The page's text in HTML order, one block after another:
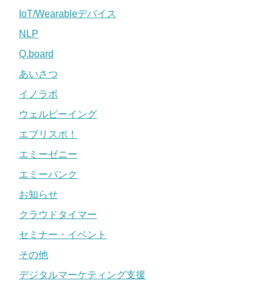
IoT/Wearableデバイス
NLP
Q.board
あいさつ
イノラボ
ウェルビーイング
エブリスポ！
エミーゼニー
エミーバンク
お知らせ
クラウドタイマー
セミナー・イベント
その他
デジタルマーケティング支援